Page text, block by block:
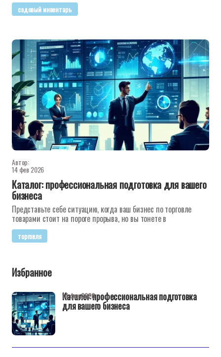
садовый инвентарь
Автор:
14 фев 2026
Каталог: профессиональная подготовка для вашего
бизнеса
Представьте себе ситуацию, когда ваш бизнес по торговле
товарами стоит на пороге прорыва, но вы тонете в
торговля
Избранное
Каталог: профессиональная подготовка
для вашего бизнеса
14 фев 2026